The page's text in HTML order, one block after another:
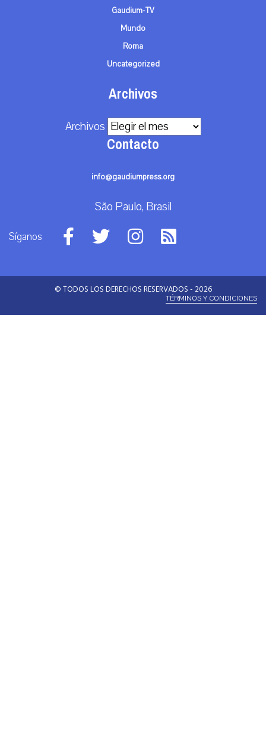
Gaudium-TV
Mundo
Roma
Uncategorized
Archivos
Archivos
Contacto
info@gaudiumpress.org
São Paulo, Brasil
Síganos
© TODOS LOS DERECHOS RESERVADOS - 2026
TÉRMINOS Y CONDICIONES